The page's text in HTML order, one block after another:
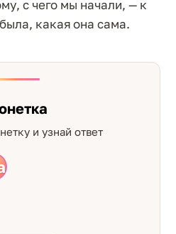
с чего мы начали, — к
какая она сама.
и узнай ответ